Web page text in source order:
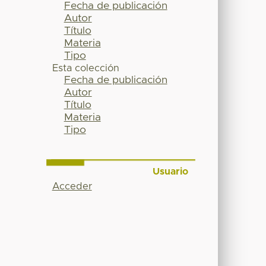
Fecha de publicación
Autor
Título
Materia
Tipo
Esta colección
Fecha de publicación
Autor
Título
Materia
Tipo
Usuario
Acceder